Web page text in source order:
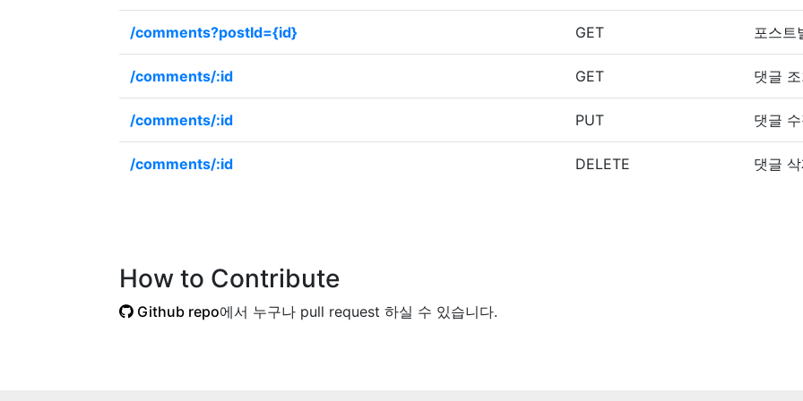
/comments?postId={id} GET 포스트
/comments/:id GET 댓글 조
/comments/:id PUT 댓글 수
/comments/:id DELETE 댓글 삭
How to Contribute
Github repo에서 누구나 pull request 하실 수 있습니다.